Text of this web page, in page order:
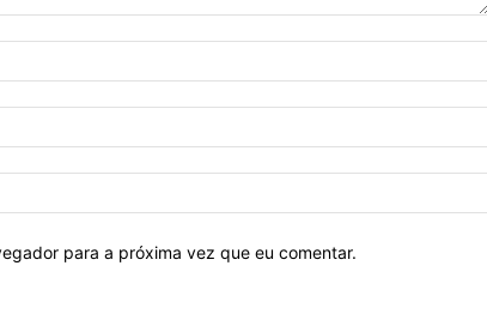
para a próxima vez que eu comentar.